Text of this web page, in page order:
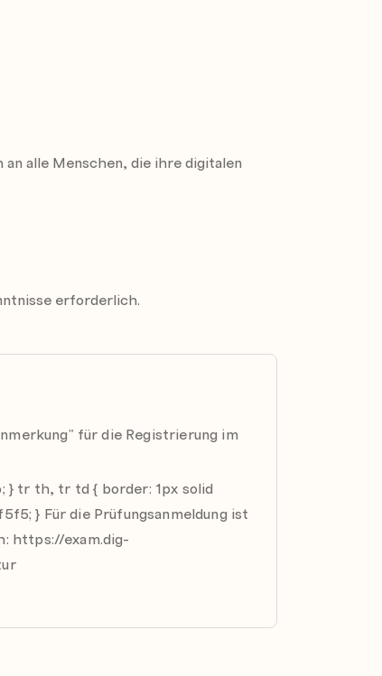
Webseiten & Filterblase
alle Menschen, die ihre digitalen
erforderlich.
für die Registrierung im
} tr th, tr td { border: 1px solid
} Für die Prüfungsanmeldung ist
https://exam.dig-